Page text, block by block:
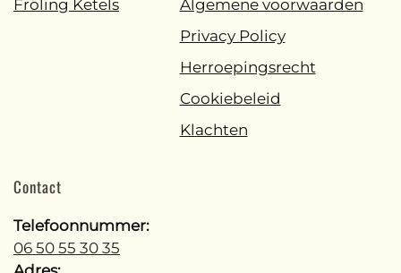
Fröling Ketels
Algemene voorwaarden
Privacy Policy
Herroepingsrecht
Cookiebeleid
Klachten
Contact
Telefoonnummer:
06 50 55 30 35